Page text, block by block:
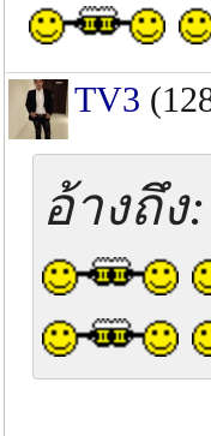
TV3
อ้างถึง